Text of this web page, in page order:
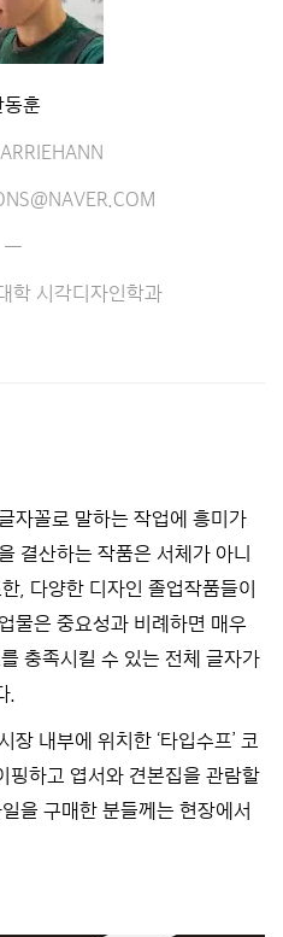
동훈
—
학 시각디자인학과
자꼴로 말하는 작업에 흥미가
결산하는 작품은 서체가 아니
, 다양한 디자인 졸업작품들이
물은 중요성과 비례하면 매우
충족시킬 수 있는 전체 글자가
.
내부에 위치한 ‘타입수프’ 코
핑하고 엽서와 견본집을 관람할
을 구매한 분들께는 현장에서